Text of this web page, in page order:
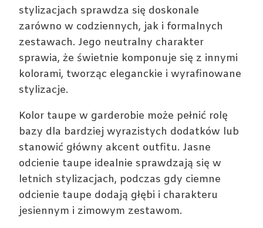
stylizacjach sprawdza się doskonale
zarówno w codziennych, jak i formalnych
zestawach. Jego neutralny charakter
sprawia, że świetnie komponuje się z innymi
kolorami, tworząc eleganckie i wyrafinowane
stylizacje.
Kolor taupe w garderobie może pełnić rolę
bazy dla bardziej wyrazistych dodatków lub
stanowić główny akcent outfitu. Jasne
odcienie taupe idealnie sprawdzają się w
letnich stylizacjach, podczas gdy ciemne
odcienie taupe dodają głębi i charakteru
jesiennym i zimowym zestawom.